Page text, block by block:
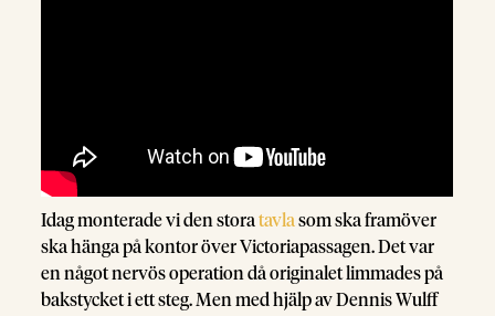
Idag monterade vi den storatavla som ska framöver
ska hänga på kontor över Victoriapassagen. Det var
en något nervös operation då originalet limmades på
bakstycket i ett steg. Men med hjälp av Dennis Wulff